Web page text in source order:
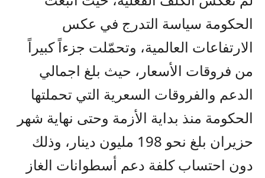
الحكومة سياسة التدرج في عكس
الارتفاعات العالمية، وتحمّلت جزءاً كبيراً
من فروقات الأسعار، حيث بلغ اجمالي
الدعم والفروقات السعرية التي تحملتها
الحكومة منذ بداية الأزمة وحتى نهاية شهر
حزيران بلغ نحو 198 مليون دينار، وذلك
دون احتساب كلفة دعم أسطوانات الغاز